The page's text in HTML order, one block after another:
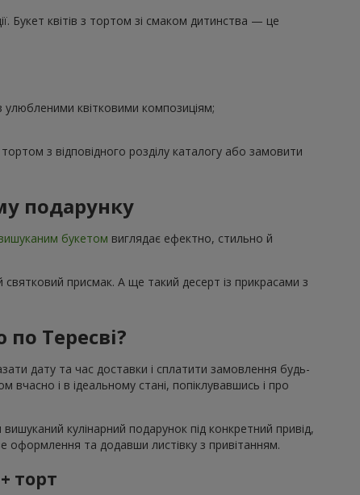
Букет квітів з тортом зі смаком дитинства — це
квітковими композиціям;
з відповідного розділу каталогу або замовити
подарунку
букетом виглядає ефектно, стильно й
присмак. А ще такий десерт із прикрасами з
Тересві?
дату та час доставки і сплатити замовлення будь-
і в ідеальному стані, попіклувавшись і про
кулінарний подарунок під конкретний привід,
оформлення та додавши листівку з привітанням.
торт